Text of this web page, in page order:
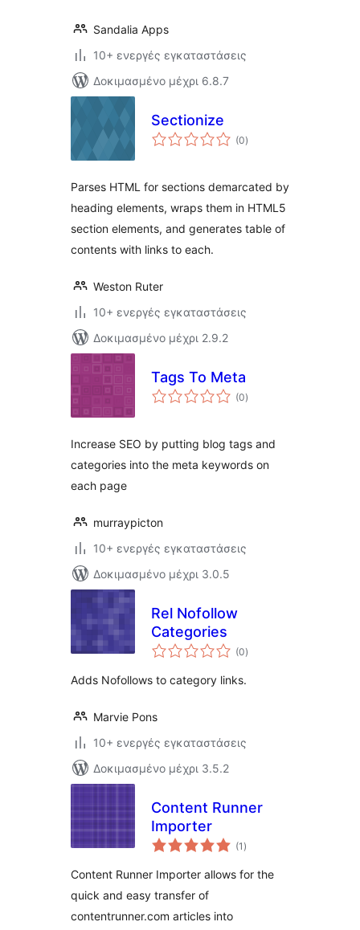
Sandalia Apps
10+ ενεργές εγκαταστάσεις
Δοκιμασμένο μέχρι 6.8.7
Sectionize
(0αξιολογήσεις
σύνολο
)
Parses HTML for sections demarcated by
heading elements, wraps them in HTML5
section elements, and generates table of
contents with links to each.
Weston Ruter
10+ ενεργές εγκαταστάσεις
Δοκιμασμένο μέχρι 2.9.2
Tags To Meta
(0αξιολογήσεις
σύνολο
)
Increase SEO by putting blog tags and
categories into the meta keywords on
each page
murraypicton
10+ ενεργές εγκαταστάσεις
Δοκιμασμένο μέχρι 3.0.5
Rel Nofollow
Categories
(0αξιολογήσεις
σύνολο
)
Adds Nofollows to category links.
Marvie Pons
10+ ενεργές εγκαταστάσεις
Δοκιμασμένο μέχρι 3.5.2
Content Runner
Importer
(1 αξιολογήσεις
σύνολο
)
Content Runner Importer allows for the
quick and easy transfer of
contentrunner.com articles into